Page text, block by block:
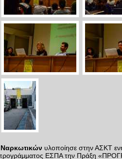
υλοποίησε στην ΑΣΚΤ
προγράμματος ΕΣΠΑ την Πράξη